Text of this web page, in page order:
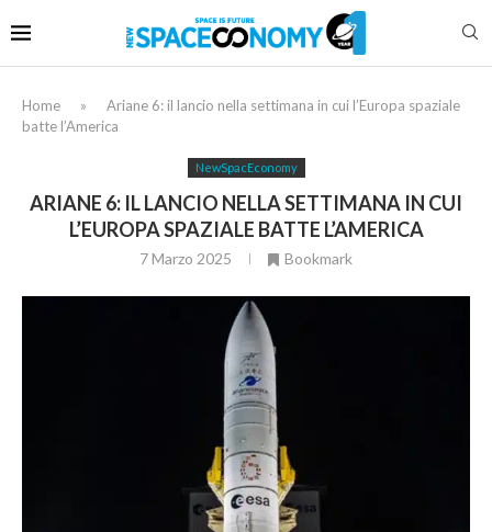
Home »
Ariane 6: il lancio nella settimana in cui l’Europa spaziale
batte l’America
NewSpacEconomy
ARIANE 6: IL LANCIO NELLA SETTIMANA IN CUI
L’EUROPA SPAZIALE BATTE L’AMERICA
7 Marzo 2025 Bookmark